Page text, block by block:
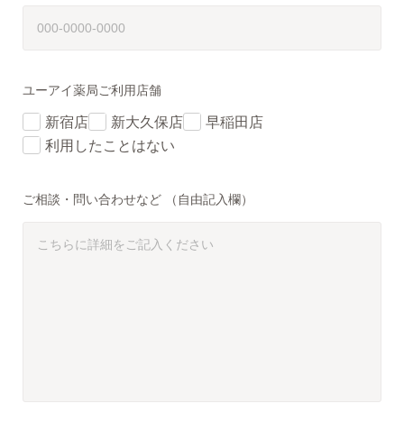
ユーアイ薬局ご利用店舗
新宿店 新大久保店
早稲田店
利用したことはない
ご相談・問い合わせなど （自由記入欄）